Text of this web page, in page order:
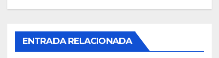
ENTRADA RELACIONADA